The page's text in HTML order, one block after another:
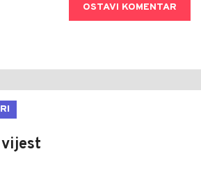
OSTAVI KOMENTAR